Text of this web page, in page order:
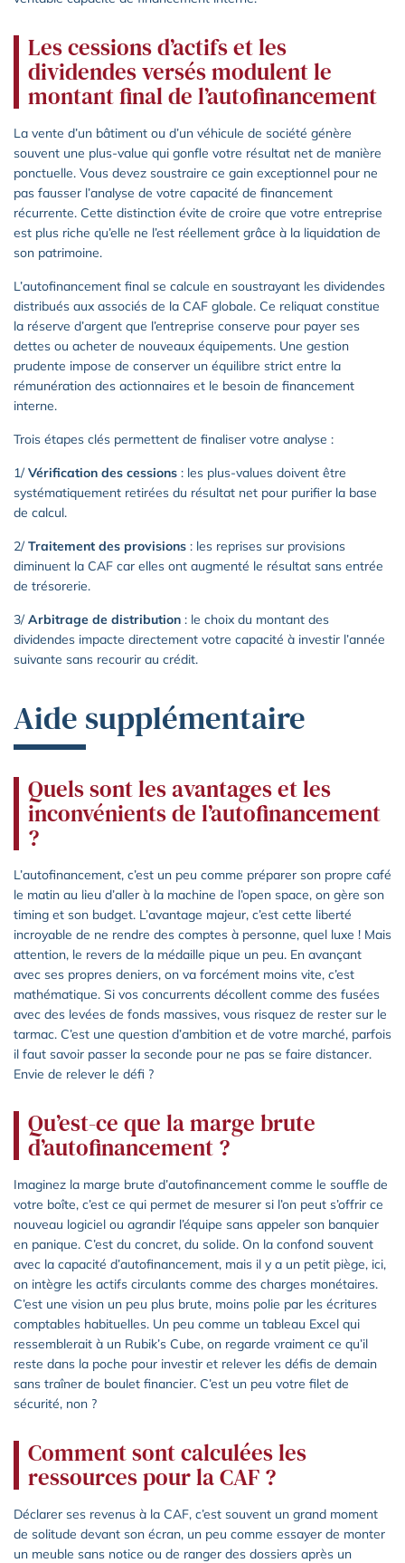
Les cessions d’actifs et les
dividendes versés modulent le
montant final de l’autofinancement
La vente d’un bâtiment ou d’un véhicule de société génère
souvent une plus-value qui gonfle votre résultat net de manière
ponctuelle. Vous devez soustraire ce gain exceptionnel pour ne
pas fausser l’analyse de votre capacité de financement
récurrente. Cette distinction évite de croire que votre entreprise
est plus riche qu’elle ne l’est réellement grâce à la liquidation de
son patrimoine.
L’autofinancement final se calcule en soustrayant les dividendes
distribués aux associés de la CAF globale. Ce reliquat constitue
la réserve d’argent que l’entreprise conserve pour payer ses
dettes ou acheter de nouveaux équipements. Une gestion
prudente impose de conserver un équilibre strict entre la
rémunération des actionnaires et le besoin de financement
interne.
Trois étapes clés permettent de finaliser votre analyse :
1/Vérification des cessions : les plus-values doivent être
systématiquement retirées du résultat net pour purifier la base
de calcul.
2/Traitement des provisions : les reprises sur provisions
diminuent la CAF car elles ont augmenté le résultat sans entrée
de trésorerie.
3/Arbitrage de distribution : le choix du montant des
dividendes impacte directement votre capacité à investir l’année
suivante sans recourir au crédit.
Aide supplémentaire
Quels sont les avantages et les
inconvénients de l’autofinancement
?
L’autofinancement, c’est un peu comme préparer son propre café
le matin au lieu d’aller à la machine de l’open space, on gère son
timing et son budget. L’avantage majeur, c’est cette liberté
incroyable de ne rendre des comptes à personne, quel luxe ! Mais
attention, le revers de la médaille pique un peu. En avançant
avec ses propres deniers, on va forcément moins vite, c’est
mathématique. Si vos concurrents décollent comme des fusées
avec des levées de fonds massives, vous risquez de rester sur le
tarmac. C’est une question d’ambition et de votre marché, parfois
il faut savoir passer la seconde pour ne pas se faire distancer.
Envie de relever le défi ?
Qu’est-ce que la marge brute
d’autofinancement ?
Imaginez la marge brute d’autofinancement comme le souffle de
votre boîte, c’est ce qui permet de mesurer si l’on peut s’offrir ce
nouveau logiciel ou agrandir l’équipe sans appeler son banquier
en panique. C’est du concret, du solide. On la confond souvent
avec la capacité d’autofinancement, mais il y a un petit piège, ici,
on intègre les actifs circulants comme des charges monétaires.
C’est une vision un peu plus brute, moins polie par les écritures
comptables habituelles. Un peu comme un tableau Excel qui
ressemblerait à un Rubik’s Cube, on regarde vraiment ce qu’il
reste dans la poche pour investir et relever les défis de demain
sans traîner de boulet financier. C’est un peu votre filet de
sécurité, non ?
Comment sont calculées les
ressources pour la CAF ?
Déclarer ses revenus à la CAF, c’est souvent un grand moment
de solitude devant son écran, un peu comme essayer de monter
un meuble sans notice ou de ranger des dossiers après un